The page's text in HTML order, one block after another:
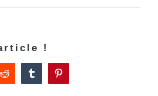
!
Reddit Tumblr